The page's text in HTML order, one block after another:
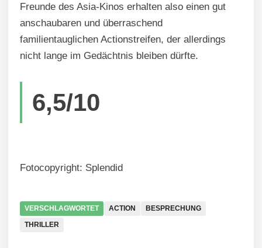
Freunde des Asia-Kinos erhalten also einen gut
anschaubaren und überraschend
familientauglichen Actionstreifen, der allerdings
nicht lange im Gedächtnis bleiben dürfte.
6,5/10
Fotocopyright: Splendid
VERSCHLAGWORTET ACTION
BESPRECHUNG
THRILLER